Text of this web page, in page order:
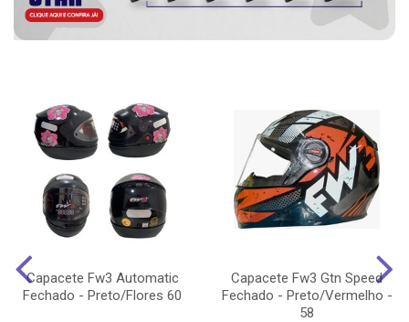
Capacete Fw3 Automatic
Fechado - Preto/Flores 60
Capacete Fw3 Gtn Speed
Fechado - Preto/Vermelho -
58